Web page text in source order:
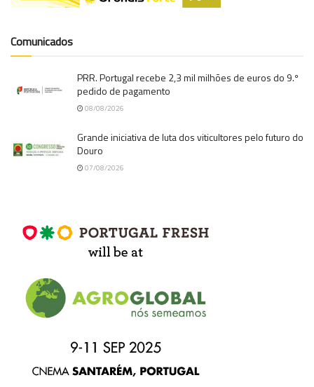
Comunicados
PRR. Portugal recebe 2,3 mil milhões de euros do 9.º
pedido de pagamento
08/08/2026
Grande iniciativa de luta dos viticultores pelo futuro do
Douro
07/08/2026